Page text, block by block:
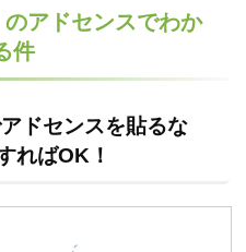
アドセンスでわか
件
ドセンスを貼るな
ればOK！